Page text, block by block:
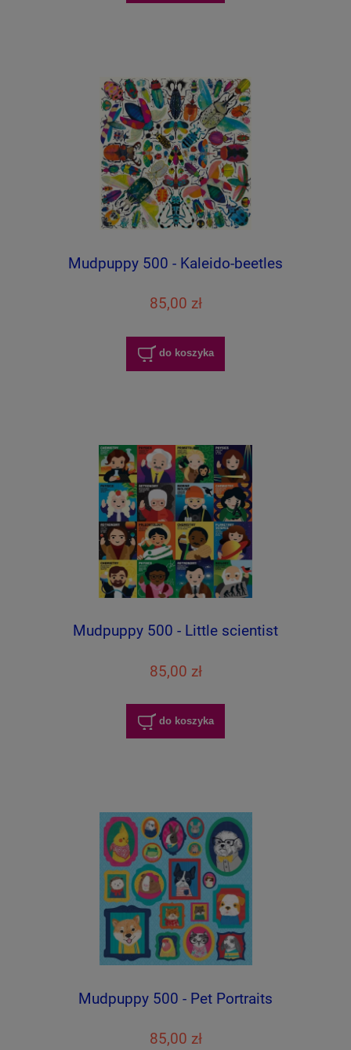
Mudpuppy 500 - Kaleido-beetles
85,00 zł
do koszyka
Mudpuppy 500 - Little scientist
85,00 zł
do koszyka
Mudpuppy 500 - Pet Portraits
85,00 zł